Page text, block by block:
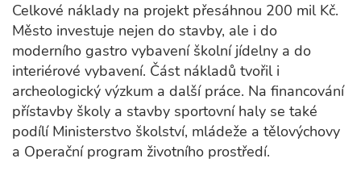
Celkové náklady na projekt přesáhnou 200 mil Kč.
Město investuje nejen do stavby, ale i do
moderního gastro vybavení školní jídelny a do
interiérové vybavení. Část nákladů tvořil i
archeologický výzkum a další práce. Na financování
přístavby školy a stavby sportovní haly se také
podílí Ministerstvo školství, mládeže a tělovýchovy
a Operační program životního prostředí.